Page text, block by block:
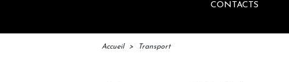
CONTACTS
Accueil > Transport